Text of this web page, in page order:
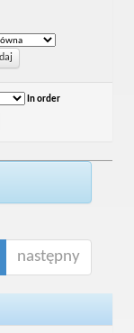
In order
następny